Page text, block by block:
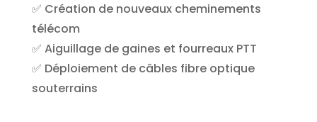
✅ Création de nouveaux cheminements
télécom
✅ Aiguillage de gaines et fourreaux PTT
✅ Déploiement de câbles fibre optique
souterrains